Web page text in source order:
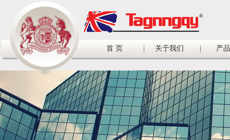
首 页 关于我们 产